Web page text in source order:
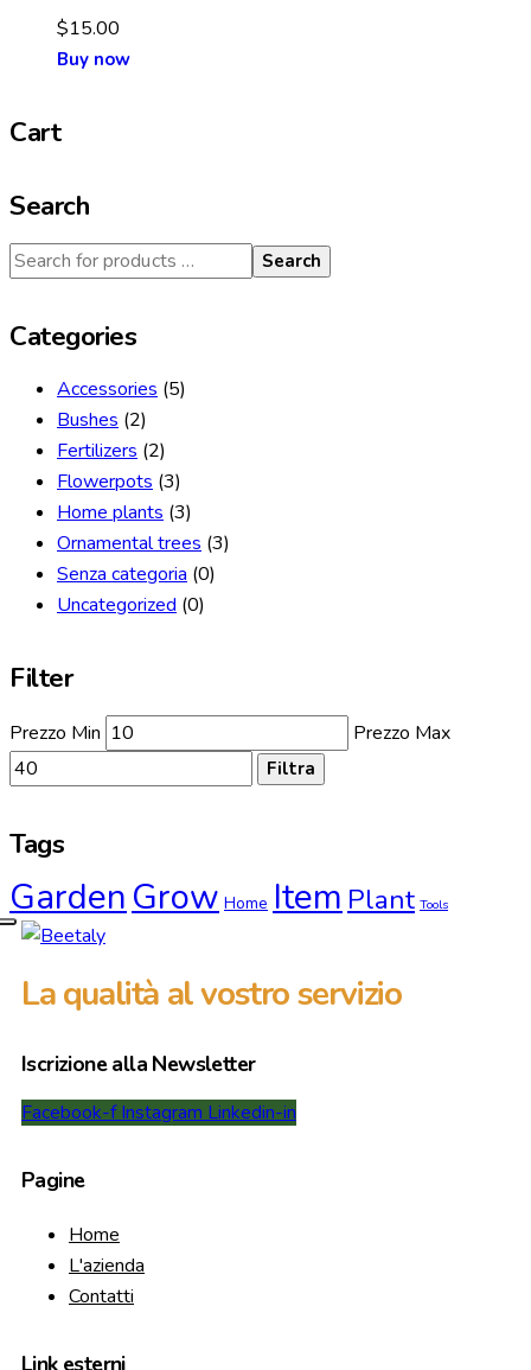
$15.00
Buy now
Cart
Search
Search
Categories
Accessories (5)
Bushes (2)
Fertilizers (2)
Flowerpots (3)
Home plants (3)
Ornamental trees (3)
Senza categoria (0)
Uncategorized (0)
Filter
Prezzo Min Prezzo Max
Filtra
Tags
Garden Grow Home Item Plant Tools
La qualità al vostro servizio
Iscrizione alla Newsletter
Facebook-f Instagram Linkedin-in
Pagine
Home
L'azienda
Contatti
Link esterni